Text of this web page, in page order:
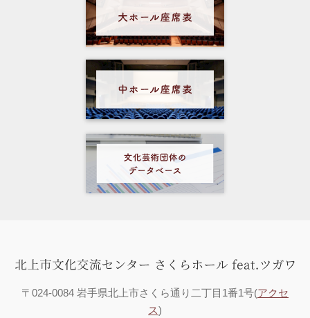
〒024-0084 岩手県北上市さくら通り二丁目1番1号(アクセ
ス)